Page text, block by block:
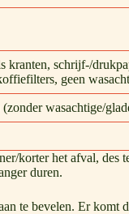
kranten, schrijf-/
geen
wasachtige/
korter het afval, des
duren.
te bevelen. Er komt